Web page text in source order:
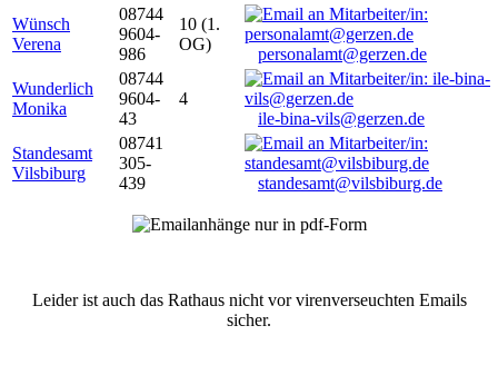
Wünsch
Verena
08744
9604-
986
10 (1.
OG)
personalamt@gerzen.de
Wunderlich
Monika
08744
9604-
43
4
ile-bina-vils@gerzen.de
Standesamt
Vilsbiburg
08741
305-
439
standesamt@vilsbiburg.de
Leider ist auch das Rathaus nicht vor virenverseuchten Emails
sicher.